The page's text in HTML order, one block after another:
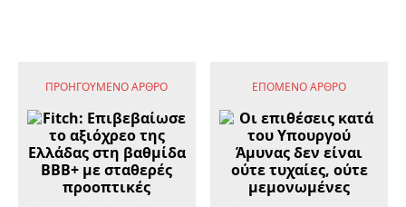
ΠΡΟΗΓΟΎΜΕΝΟ ΆΡΘΡΟ ΕΠΌΜΕΝΟ ΆΡΘΡΟ